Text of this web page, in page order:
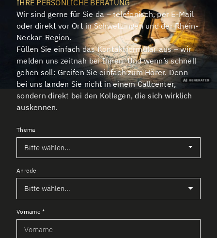
IHRE PERSÖNLICHE BERATUNG
Wir sind gerne für Sie da – telefonisch, per E-Mail
oder direkt vor Ort in Schwetzingen und der Rhein-
Neckar-Region.
Füllen Sie einfach das Kontaktformular aus – wir
melden uns zeitnah bei Ihnen. Und wenn’s schnell
gehen soll: Greifen Sie einfach zum Hörer. Denn
bei uns landen Sie nicht in einem Callcenter,
sondern direkt bei den Kollegen, die sich wirklich
auskennen.
Thema
Anrede
Vorname*